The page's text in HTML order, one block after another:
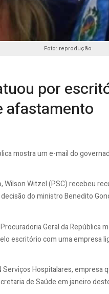
Foto: reprodução
por
afastamento
mostra um e-mail do
Wilson Witzel (PSC) recebeu
do ministro Benedito
Geral da República
escritório com uma empresa
Hospitalares,
de Saúde em janeiro